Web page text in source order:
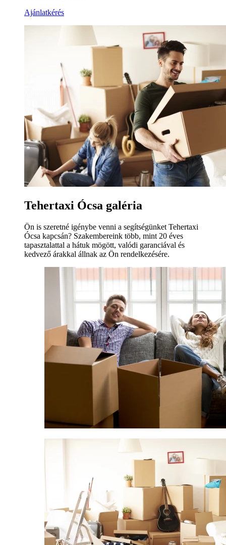
Ajánlatkérés
Tehertaxi Ócsa galéria
Ön is szeretné igénybe venni a segítségünket Tehertaxi
Ócsa kapcsán? Szakembereink több, mint 20 éves
tapasztalattal a hátuk mögött, valódi garanciával és
kedvező árakkal állnak az Ön rendelkezésére.